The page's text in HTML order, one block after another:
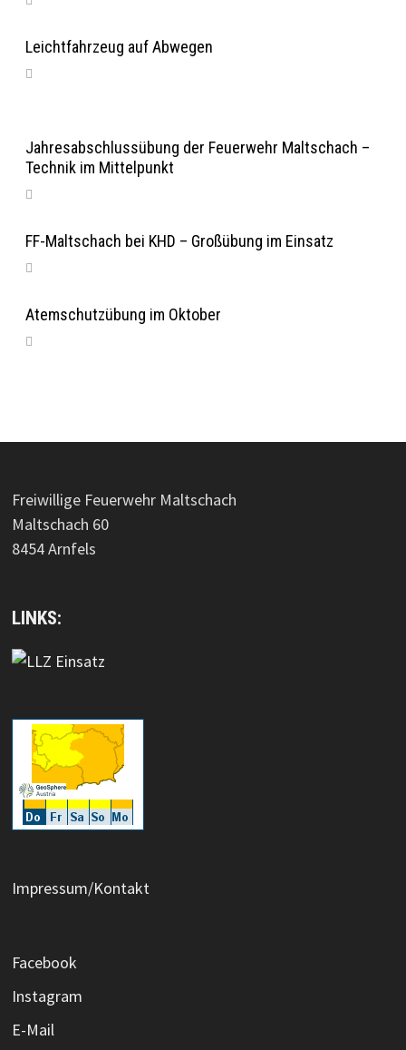
Leichtfahrzeug auf Abwegen
Jahresabschlussübung der Feuerwehr Maltschach –
Technik im Mittelpunkt
FF-Maltschach bei KHD – Großübung im Einsatz
Atemschutzübung im Oktober
Freiwillige Feuerwehr Maltschach
Maltschach 60
8454 Arnfels
LINKS:
Impressum/Kontakt
Facebook
Instagram
E-Mail